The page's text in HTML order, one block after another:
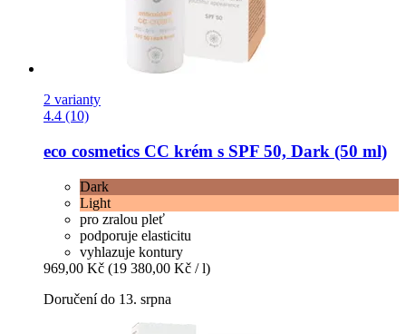
2 varianty
4.4 (10)
eco cosmetics CC krém s SPF 50, Dark (50 ml)
Dark
Light
pro zralou pleť
podporuje elasticitu
vyhlazuje kontury
969,00 Kč (19 380,00 Kč / l)
Doručení do 13. srpna